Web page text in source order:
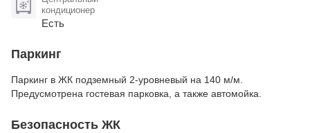
кондиционер
Есть
Паркинг
Паркинг в ЖК подземный 2-уровневый на 140 м/м.
Предусмотрена гостевая парковка, а также автомойка.
Безопасность ЖК